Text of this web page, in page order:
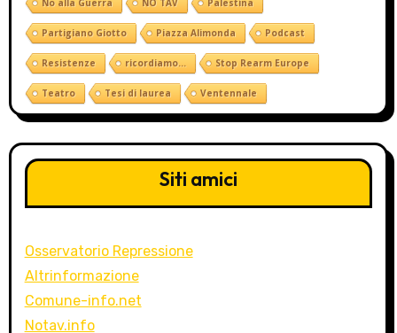
Partigiano Giotto Piazza Alimonda Podcast
Resistenze ricordiamo... Stop Rearm Europe
Teatro Tesi di laurea Ventennale
Siti amici
Osservatorio Repressione
Altrinformazione
Comune-info.net
Notav.info